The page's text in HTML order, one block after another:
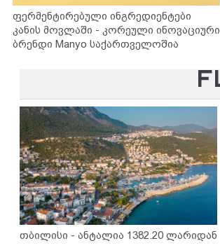
ფერმენტირებული ინგრედიენტები
კანის მოვლაში - კორეული ინოვაციური
ბრენდი Manyo საქართველოშია
თბილისი - ანტალია 1382.20 ლარიდან